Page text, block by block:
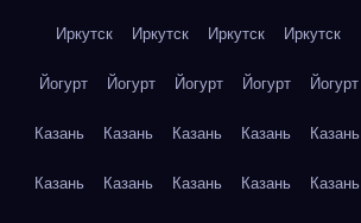
Иркутск Иркутск Иркутск Иркутск
Йогурт Йогурт Йогурт Йогурт Йогурт
Казань Казань Казань Казань Казань
Казань Казань Казань Казань Казань